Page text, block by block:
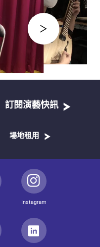
訂閱演藝快訊
場地租用
Instagram